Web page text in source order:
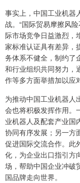
事实上，中国工业机器
战。“国际贸易摩擦风
际市场竞争日益激烈，
家标准认证具有差异，
务体系不健全，制约了
和行业组织共同努力，
作等多方面举措加以应
为推动中国工业机器人
会也将积极发挥作用。
业机器人及配套产业国
协同有序发展；另一方
促进国际交流合作。此
化，为企业出口指引方
场，帮助中国企业冲破
国品牌走向世界。